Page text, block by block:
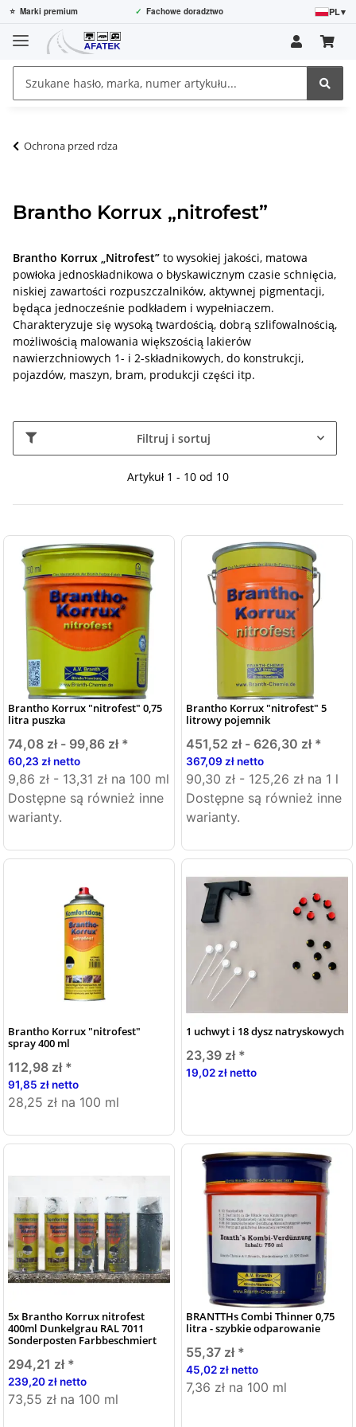
⭐ Marki premium ✓ Fachowe doradztwo PL▾
Ochrona przed rdza
Brantho Korrux „nitrofest”
Brantho Korrux „Nitrofest” to wysokiej jakości, matowa
powłoka jednoskładnikowa o błyskawicznym czasie schnięcia,
niskiej zawartości rozpuszczalników, aktywnej pigmentacji,
będąca jednocześnie podkładem i wypełniaczem.
Charakteryzuje się wysoką twardością, dobrą szlifowalnością,
możliwością malowania większością lakierów
nawierzchniowych 1- i 2-składnikowych, do konstrukcji,
pojazdów, maszyn, bram, produkcji części itp.
Filtruj i sortuj
Artykuł 1 - 10 od 10
Brantho Korrux "nitrofest" 0,75
litra puszka
74,08 zł - 99,86 zł *
60,23 zł netto
9,86 zł - 13,31 zł na 100 ml
Dostępne są również inne
warianty.
Brantho Korrux "nitrofest" 5
litrowy pojemnik
451,52 zł - 626,30 zł *
367,09 zł netto
90,30 zł - 125,26 zł na 1 l
Dostępne są również inne
warianty.
Brantho Korrux "nitrofest"
spray 400 ml
112,98 zł *
91,85 zł netto
28,25 zł na 100 ml
1 uchwyt i 18 dysz natryskowych
23,39 zł *
19,02 zł netto
5x Brantho Korrux nitrofest
400ml Dunkelgrau RAL 7011
Sonderposten Farbbeschmiert
294,21 zł *
239,20 zł netto
73,55 zł na 100 ml
BRANTTHs Combi Thinner 0,75
litra - szybkie odparowanie
55,37 zł *
45,02 zł netto
7,36 zł na 100 ml